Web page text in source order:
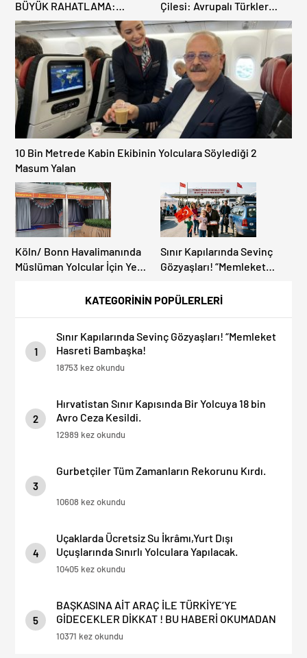
KATEGORİNİN POPÜLERLERİ
1
Sınır Kapılarında Sevinç Gözyaşları! “Memleket
Hasreti Bambaşka!
18753 kez okundu
2
Hırvatistan Sınır Kapısında Bir Yolcuya 18 bin
Avro Ceza Kesildi.
12989 kez okundu
3
Gurbetçiler Tüm Zamanların Rekorunu Kırdı.
10608 kez okundu
4
Uçaklarda Ücretsiz Su İkrâmı,Yurt Dışı
Uçuşlarında Sınırlı Yolculara Yapılacak.
10405 kez okundu
5
BAŞKASINA AİT ARAÇ İLE TÜRKİYE’YE
GİDECEKLER DİKKAT ! BU HABERİ OKUMADAN
YOLA ÇIKMAYIN.
10371 kez okundu
BÜYÜK RAHATLAMA:
DEREKÖY HAFİF TİCARİ
ARAÇLARA AÇILIYOR!
Çilesi: Avrupalı Türkler
Karayollarına Akın Etti,
Gümrükler Kilitlendi!
10 Bin Metrede Kabin Ekibinin Yolculara Söylediği 2
Masum Yalan
Köln/ Bonn Havalimanında
Müslüman Yolcular İçin Yeni
Sınır Kapılarında Sevinç
Gözyaşları! “Memleket